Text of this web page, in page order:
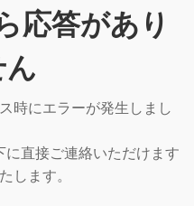
応答があり
時にエラーが発生しまし
直接ご連絡いただけます
します。